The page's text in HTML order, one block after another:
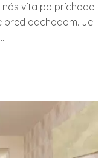
nás víta po príchode
pred odchodom. Je